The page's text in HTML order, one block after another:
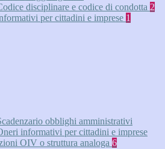
disciplinare e codice di condotta 2
per cittadini e imprese 1
obblighi amministrativi
informativi per cittadini e imprese
OIV o struttura analoga 6